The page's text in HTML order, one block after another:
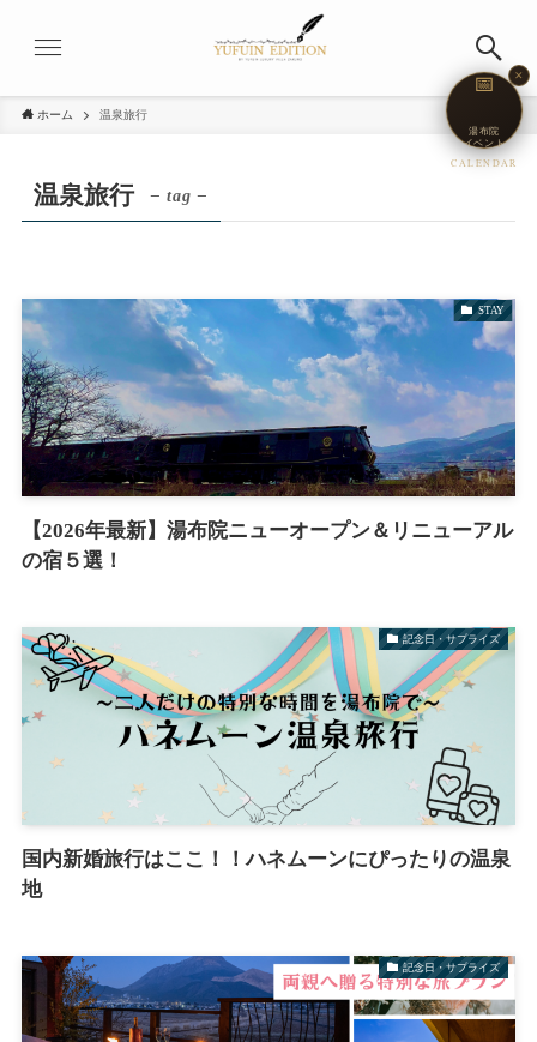
✕
📅
湯布院
イベント
CALENDAR
ホーム 温泉旅行
温泉旅行 – tag –
STAY
【2026年最新】湯布院ニューオープン＆リニューアル
の宿５選！
記念日・サプライズ
国内新婚旅行はここ！！ハネムーンにぴったりの温泉
地
記念日・サプライズ